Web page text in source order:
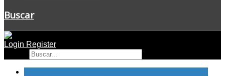
Buscar
Login Register